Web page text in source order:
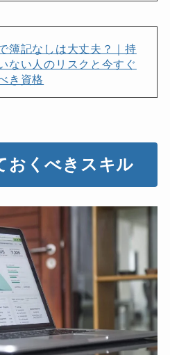
簿記なしは大丈夫？｜持
ない人のリスクと今すぐ
き資格
おくべきスキル